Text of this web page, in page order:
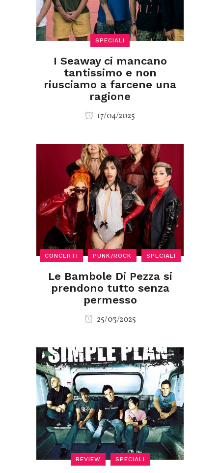
SPECIALI
I Seaway ci mancano
tantissimo e non
riusciamo a farcene una
ragione
17/04/2025
CONCERTI PUNK/ROCK SPECIALI
Le Bambole Di Pezza si
prendono tutto senza
permesso
25/03/2025
REVIEW SPECIALI